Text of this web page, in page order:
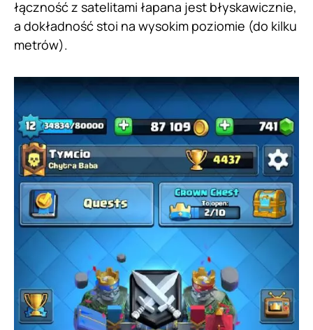
łączność z satelitami łapana jest błyskawicznie,
a dokładność stoi na wysokim poziomie (do kilku
metrów).